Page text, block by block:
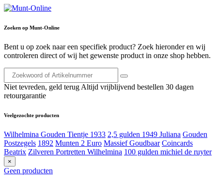
Zoeken op Munt-Online
Bent u op zoek naar een specifiek product? Zoek hieronder en wij
controleren direct of wij het gewenste product in onze shop hebben.
Niet tevreden, geld terug Altijd vrijblijvend bestellen 30 dagen
retourgarantie
Veelgezochte producten
Wilhelmina Gouden Tientje 1933 2,5 gulden 1949 Juliana Gouden
Postzegels 1892 Munten 2 Euro Massief Goudbaar Coincards
Beatrix Zilveren Portretten Wilhelmina 100 gulden michiel de ruyter
×
Geen producten